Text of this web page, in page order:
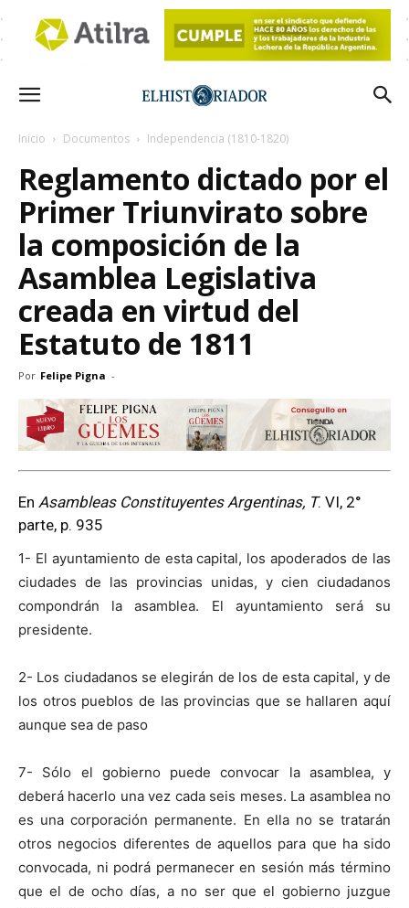
Inicio Documentos Independencia (1810-1820)
Reglamento dictado por el
Primer Triunvirato sobre
la composición de la
Asamblea Legislativa
creada en virtud del
Estatuto de 1811
Por Felipe Pigna -
En Asambleas Constituyentes Argentinas, T. VI, 2°
parte, p. 935
1- El ayuntamiento de esta capital, los apoderados de las
ciudades de las provincias unidas, y cien ciudadanos
compondrán la asamblea. El ayuntamiento será su
presidente.
2- Los ciudadanos se elegirán de los de esta capital, y de
los otros pueblos de las provincias que se hallaren aquí
aunque sea de paso
7- Sólo el gobierno puede convocar la asamblea, y
deberá hacerlo una vez cada seis meses. La asamblea no
es una corporación permanente. En ella no se tratarán
otros negocios diferentes de aquellos para que ha sido
convocada, ni podrá permanecer en sesión más término
que el de ocho días, a no ser que el gobierno juzgue